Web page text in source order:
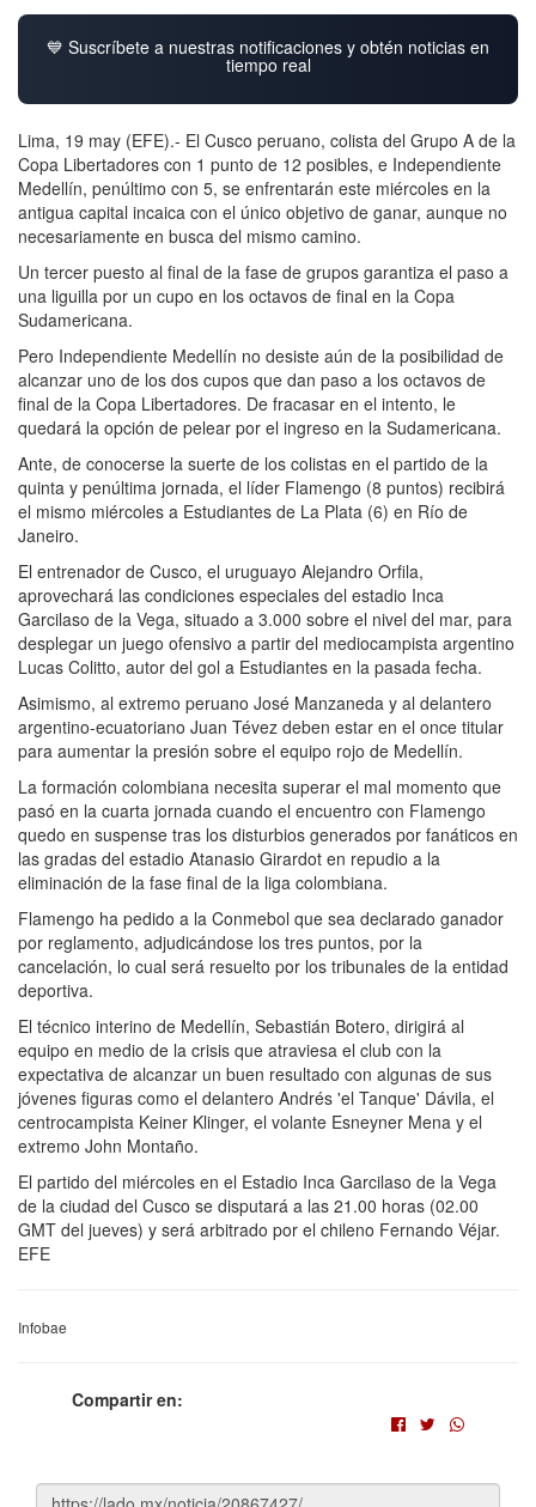
💙 Suscríbete a nuestras notificaciones y obtén noticias en
tiempo real
Lima, 19 may (EFE).- El Cusco peruano, colista del Grupo A de la
Copa Libertadores con 1 punto de 12 posibles, e Independiente
Medellín, penúltimo con 5, se enfrentarán este miércoles en la
antigua capital incaica con el único objetivo de ganar, aunque no
necesariamente en busca del mismo camino.
Un tercer puesto al final de la fase de grupos garantiza el paso a
una liguilla por un cupo en los octavos de final en la Copa
Sudamericana.
Pero Independiente Medellín no desiste aún de la posibilidad de
alcanzar uno de los dos cupos que dan paso a los octavos de
final de la Copa Libertadores. De fracasar en el intento, le
quedará la opción de pelear por el ingreso en la Sudamericana.
Ante, de conocerse la suerte de los colistas en el partido de la
quinta y penúltima jornada, el líder Flamengo (8 puntos) recibirá
el mismo miércoles a Estudiantes de La Plata (6) en Río de
Janeiro.
El entrenador de Cusco, el uruguayo Alejandro Orfila,
aprovechará las condiciones especiales del estadio Inca
Garcilaso de la Vega, situado a 3.000 sobre el nivel del mar, para
desplegar un juego ofensivo a partir del mediocampista argentino
Lucas Colitto, autor del gol a Estudiantes en la pasada fecha.
Asimismo, al extremo peruano José Manzaneda y al delantero
argentino-ecuatoriano Juan Tévez deben estar en el once titular
para aumentar la presión sobre el equipo rojo de Medellín.
La formación colombiana necesita superar el mal momento que
pasó en la cuarta jornada cuando el encuentro con Flamengo
quedo en suspense tras los disturbios generados por fanáticos en
las gradas del estadio Atanasio Girardot en repudio a la
eliminación de la fase final de la liga colombiana.
Flamengo ha pedido a la Conmebol que sea declarado ganador
por reglamento, adjudicándose los tres puntos, por la
cancelación, lo cual será resuelto por los tribunales de la entidad
deportiva.
El técnico interino de Medellín, Sebastián Botero, dirigirá al
equipo en medio de la crisis que atraviesa el club con la
expectativa de alcanzar un buen resultado con algunas de sus
jóvenes figuras como el delantero Andrés 'el Tanque' Dávila, el
centrocampista Keiner Klinger, el volante Esneyner Mena y el
extremo John Montaño.
El partido del miércoles en el Estadio Inca Garcilaso de la Vega
de la ciudad del Cusco se disputará a las 21.00 horas (02.00
GMT del jueves) y será arbitrado por el chileno Fernando Véjar.
EFE
Infobae
Compartir en: